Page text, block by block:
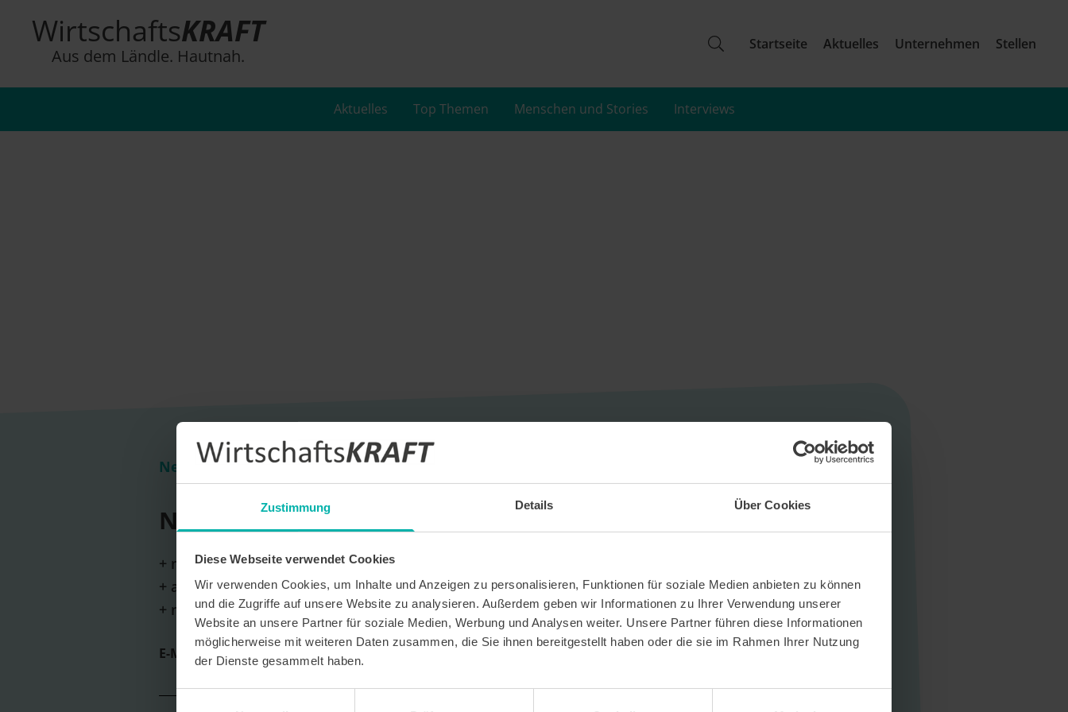
Zustimmung Details Über Cookies
Diese Webseite verwendet Cookies
Wir verwenden Cookies, um Inhalte und Anzeigen zu personalisieren, Funktionen für soziale Medien anbieten zu können
und die Zugriffe auf unsere Website zu analysieren. Außerdem geben wir Informationen zu Ihrer Verwendung unserer
Website an unsere Partner für soziale Medien, Werbung und Analysen weiter. Unsere Partner führen diese Informationen
möglicherweise mit weiteren Daten zusammen, die Sie ihnen bereitgestellt haben oder die sie im Rahmen Ihrer Nutzung
der Dienste gesammelt haben.
Einwilligungsauswahl
WirtschaftsKRAFT
Aus dem Ländle. Hautnah.
Startseite Aktuelles Unternehmen Stellen
Aktuelles Top Themen Menschen und Stories Interviews
Newsletter Anmeldung
Newsletter Anmeldung
+ monatliche Erscheinung
+ aktuelle Themen und wichtige Termine
+ neue Unternehmensportraits und Unternehmensprofile
E-Mail *